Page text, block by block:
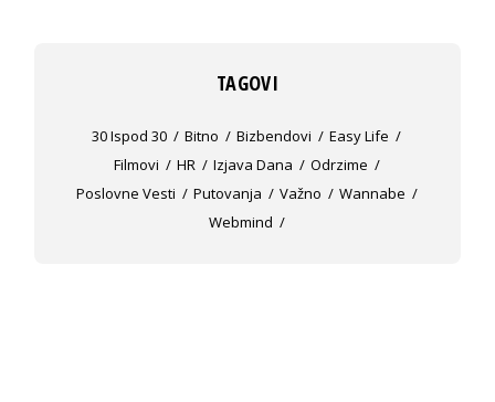
TAGOVI
30 Ispod 30 Bitno Bizbendovi
Easy Life
Filmovi
HR Izjava Dana
Odrzime
Poslovne Vesti
Putovanja Važno
Wannabe
Webmind